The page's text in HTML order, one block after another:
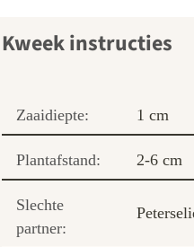
Kweek instructies
Zaaidiepte: 1 cm
Plantafstand: 2-6 cm
Slechte
partner: